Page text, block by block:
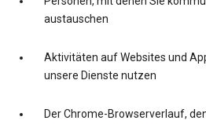
austauschen
Aktivitäten auf Websites und
unsere Dienste nutzen
Der Chrome-Browserverlauf,